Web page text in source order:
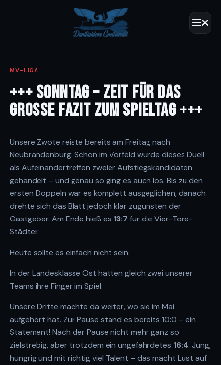
MV-LIGA
+++ SONNTAG – ZEIT FÜR DAS
GROSSE FAZIT ZUM SPIELTAG +++
Unsere Zwote reiste bereits am Freitag nach
Neubrandenburg. Schon im Vorfeld wurde dieses Duell
als Aufeinandertreffen zweier Aufstiegskandidaten
gehandelt – und genau so ging es auch los. Bis zu den
ersten Doppeln war es komplett ausgeglichen, danach
drehte sich das Blatt jedoch klar zugunsten der
Gastgeber. Am Ende hieß es 13:7 für die Vier-Tore-
Städter.
Heute sollte es einfach nicht sein.
In der Landesklasse Ost hatten gleich zwei unserer
Teams ihre Finger im Spiel.
Unsere Dritte machte da weiter, wo sie im Mai
aufgehört hat. Zur Pause stand es bereits 10:0 – ein
Statement! Nach der Pause nicht mehr ganz so
zielstrebig, aber trotzdem ein ungefährdetes 16:4. Jung,
hungrig und mit richtig viel Talent – das macht Lust auf